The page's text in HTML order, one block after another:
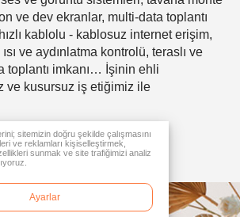
ve dev ekranlar, multi-data toplantı
kablolu - kablosuz internet erişim,
ve aydınlatma kontrolü, teraslı ve
toplantı imkanı… İşinin ehli
ve kusursuz iş etiğimiz ile
sitemizin doğru şekilde çalışmasını
ve reklamları kişiselleştirmek,
sunmak ve site trafiğimizi analiz
Ayarlar